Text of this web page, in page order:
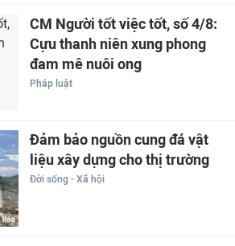
CM Người tốt việc tốt, số 4/8:
Cựu thanh niên xung phong
đam mê nuôi ong
Pháp luật
Đảm bảo nguồn cung đá vật
liệu xây dựng cho thị trường
Đời sống - Xã hội